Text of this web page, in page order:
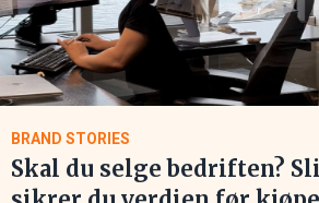
BRAND STORIES
Skal du selge bedriften?